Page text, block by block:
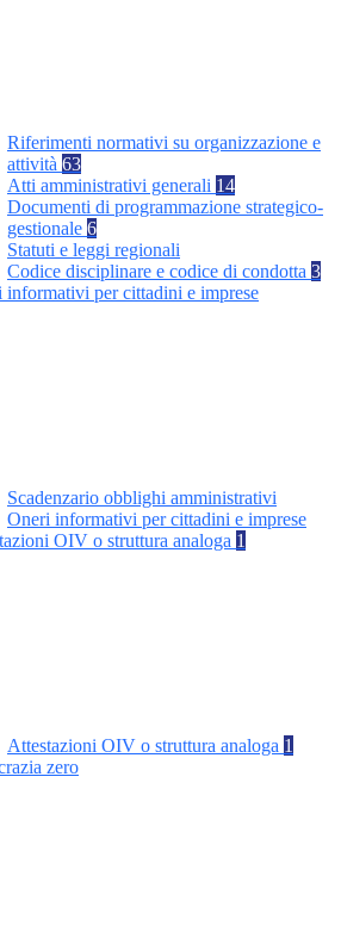
Riferimenti normativi su organizzazione e
attività 63
Atti amministrativi generali 14
Documenti di programmazione strategico-
gestionale 6
Statuti e leggi regionali
Codice disciplinare e codice di condotta 3
informativi per cittadini e imprese
Scadenzario obblighi amministrativi
Oneri informativi per cittadini e imprese
OIV o struttura analoga 1
Attestazioni OIV o struttura analoga 1
zero